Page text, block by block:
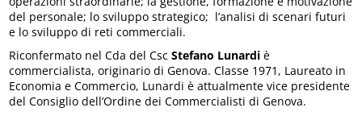
del personale; lo sviluppo strategico; l’analisi di scenari futuri
e lo sviluppo di reti commerciali.
Riconfermato nel Cda del CscStefano Lunardi è
commercialista, originario di Genova. Classe 1971, Laureato in
Economia e Commercio, Lunardi è attualmente vice presidente
del Consiglio dell’Ordine dei Commercialisti di Genova.